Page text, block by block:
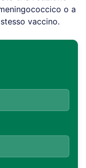
o a
vaccino.